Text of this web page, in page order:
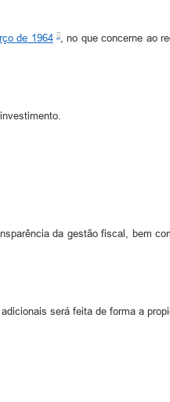
de 1964 , no que concerne ao
da gestão fiscal, bem
será feita de forma a